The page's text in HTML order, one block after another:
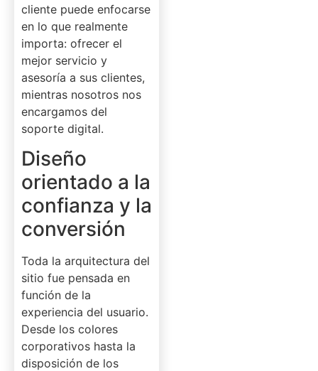
cliente puede enfocarse
en lo que realmente
importa: ofrecer el
mejor servicio y
asesoría a sus clientes,
mientras nosotros nos
encargamos del
soporte digital.
Diseño
orientado a la
confianza y la
conversión
Toda la arquitectura del
sitio fue pensada en
función de la
experiencia del usuario.
Desde los colores
corporativos hasta la
disposición de los